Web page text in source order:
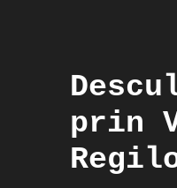
prin